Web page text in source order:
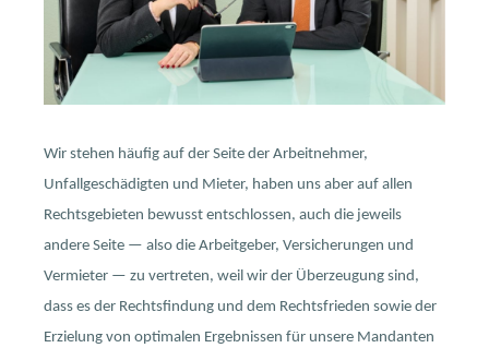
Wir stehen häufig auf der Seite der Arbeitnehmer,
Unfallgeschädigten und Mieter, haben uns aber auf allen
Rechtsgebieten bewusst entschlossen, auch die jeweils
andere Seite — also die Arbeitgeber, Versicherungen und
Vermieter — zu vertreten, weil wir der Überzeugung sind,
dass es der Rechtsfindung und dem Rechtsfrieden sowie der
Erzielung von optimalen Ergebnissen für unsere Mandanten